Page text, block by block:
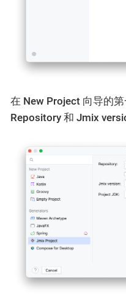
在 New Project 向导的
Repository 和 Jmix